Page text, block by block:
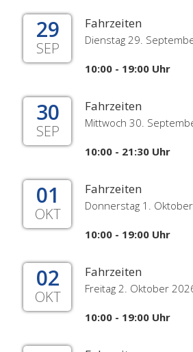
29
SEP
Fahrzeiten
Dienstag 29.
10:00 - 19:00 Uhr
30
SEP
Fahrzeiten
Mittwoch 30.
10:00 - 21:30 Uhr
01
OKT
Fahrzeiten
Donnerstag 1.
10:00 - 19:00 Uhr
02
OKT
Fahrzeiten
Freitag 2. Oktober
10:00 - 19:00 Uhr